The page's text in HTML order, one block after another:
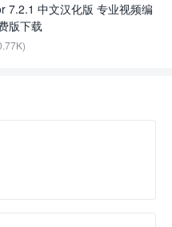
7.2.1 中文汉化版 专业视频编
版下载